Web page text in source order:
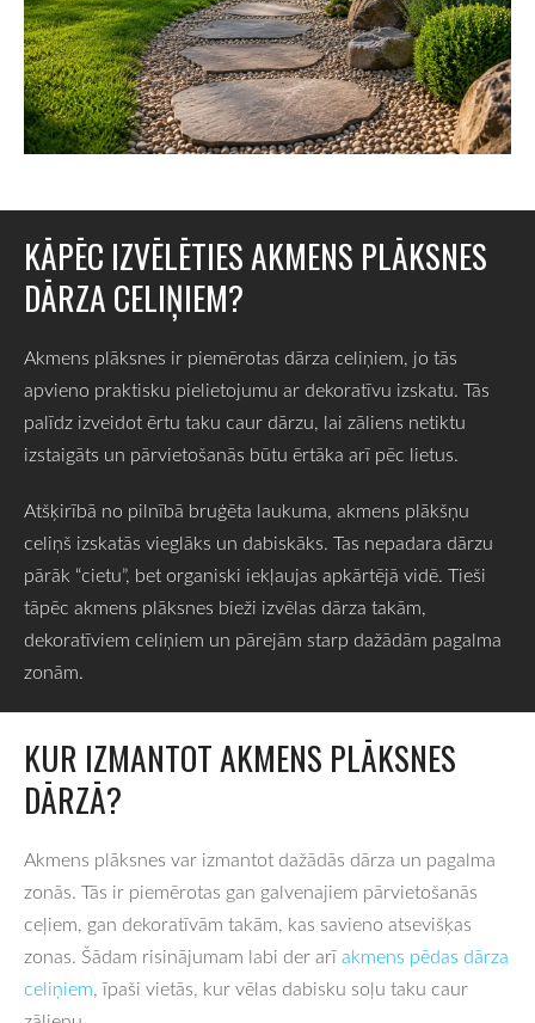
KĀPĒC IZVĒLĒTIES AKMENS PLĀKSNES
DĀRZA CELIŅIEM?
Akmens plāksnes ir piemērotas dārza celiņiem, jo tās
apvieno praktisku pielietojumu ar dekoratīvu izskatu. Tās
palīdz izveidot ērtu taku caur dārzu, lai zāliens netiktu
izstaigāts un pārvietošanās būtu ērtāka arī pēc lietus.
Atšķirībā no pilnībā bruģēta laukuma, akmens plākšņu
celiņš izskatās vieglāks un dabiskāks. Tas nepadara dārzu
pārāk “cietu”, bet organiski iekļaujas apkārtējā vidē. Tieši
tāpēc akmens plāksnes bieži izvēlas dārza takām,
dekoratīviem celiņiem un pārejām starp dažādām pagalma
zonām.
KUR IZMANTOT AKMENS PLĀKSNES
DĀRZĀ?
Akmens plāksnes var izmantot dažādās dārza un pagalma
zonās. Tās ir piemērotas gan galvenajiem pārvietošanās
ceļiem, gan dekoratīvām takām, kas savieno atsevišķas
zonas. Šādam risinājumam labi der arīakmens pēdas dārza
celiņiem, īpaši vietās, kur vēlas dabisku soļu taku caur